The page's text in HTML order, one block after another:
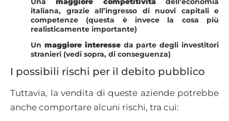
italiana, grazie all’ingresso di nuovi capitali e
competenze (questa è invece la cosa più
realisticamente importante)
Un maggiore interesseda parte degli investitori
stranieri (vedi sopra, di conseguenza)
I possibili rischi per il debito pubblico
Tuttavia, la vendita di queste aziende potrebbe
anche comportare alcuni rischi, tra cui: